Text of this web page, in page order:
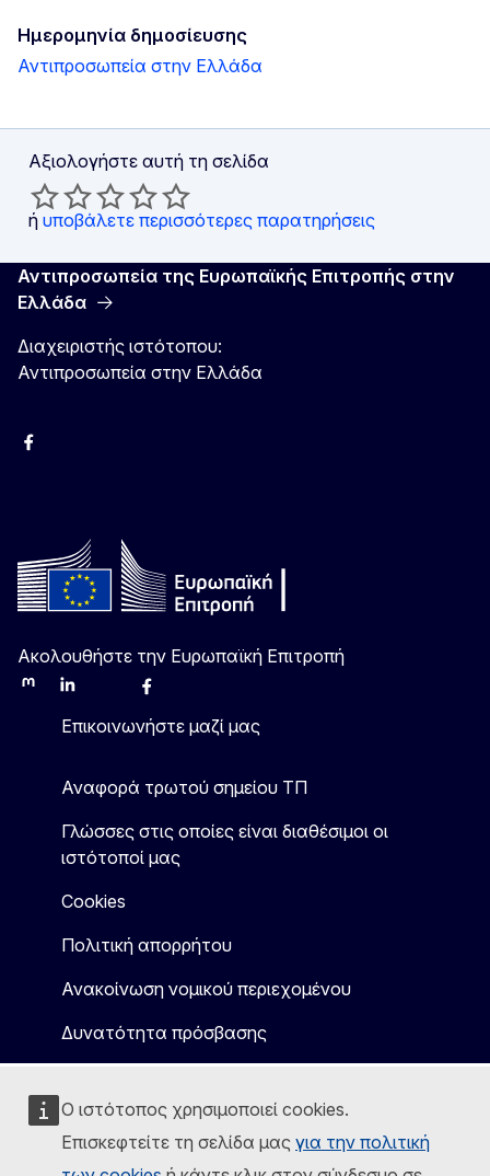
Ο ιστότοπος χρησιμοποιεί cookies.
Επισκεφτείτε τη σελίδα μας για την πολιτική
Ημερομηνία δημοσίευσης
Αντιπροσωπεία στην Ελλάδα
Αξιολογήστε αυτή τη σελίδα
ή υποβάλετε περισσότερες παρατηρήσεις
Αντιπροσωπεία της Ευρωπαϊκής Επιτροπής στην
Ελλάδα
Διαχειριστής ιστότοπου:
Αντιπροσωπεία στην Ελλάδα
Facebook
Ακολουθήστε την Ευρωπαϊκή Επιτροπή
MastodonLinkedInBlueskyFacebook
Επικοινωνήστε μαζί μας
Αναφορά τρωτού σημείου ΤΠ
Γλώσσες στις οποίες είναι διαθέσιμοι οι
ιστότοποί μας
Cookies
Πολιτική απορρήτου
Ανακοίνωση νομικού περιεχομένου
Δυνατότητα πρόσβασης